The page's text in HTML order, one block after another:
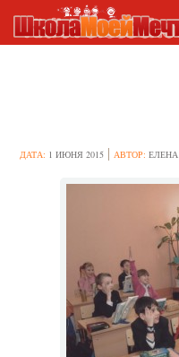
ДАТА: 1 ИЮНЯ 2015 АВТОР:ЕЛЕНА